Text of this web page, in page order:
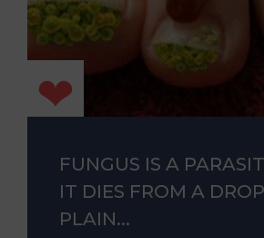
FUNGUS IS A
IT DIES FROM A
PLAIN...